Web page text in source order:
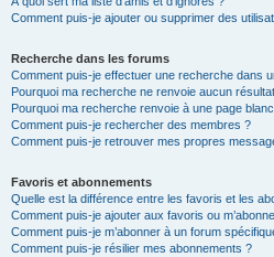
Comment puis-je ajouter ou supprimer des
Recherche dans les forums
Comment puis-je effectuer une recherche dans
Pourquoi ma recherche ne renvoie aucun
Pourquoi ma recherche renvoie à une page
Comment puis-je rechercher des membres ?
Comment puis-je retrouver mes propres
Favoris et abonnements
Quelle est la différence entre les favoris et les
Comment puis-je ajouter aux favoris ou
Comment puis-je m’abonner à un forum
Comment puis-je résilier mes abonnements ?